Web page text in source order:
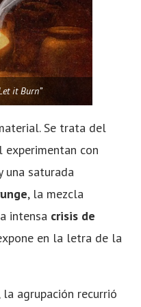
it Burn”
Se trata del
experimentan con
una saturada
, la mezcla
intensa crisis de
en la letra de la
agrupación recurrió